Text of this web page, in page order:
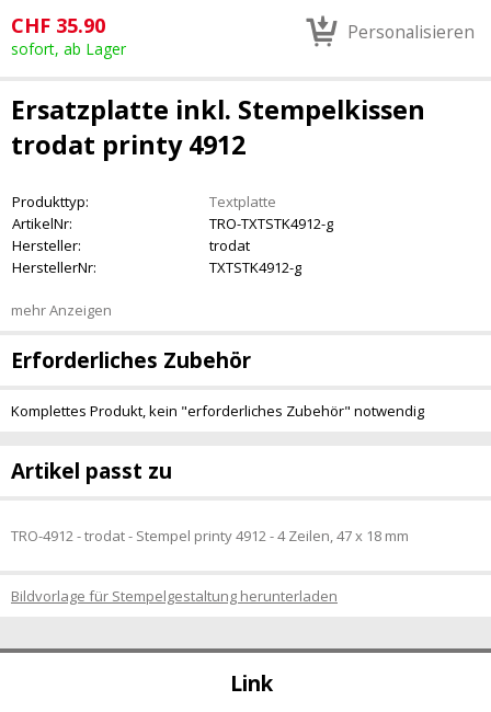
Link
CHF 35.90
sofort, ab Lager
Personalisieren
Ersatzplatte inkl. Stempelkissen
trodat printy 4912
Produkttyp:
Textplatte
ArtikelNr:
TRO-TXTSTK4912-g
Hersteller:
trodat
HerstellerNr:
TXTSTK4912-g
mehr Anzeigen
Erforderliches Zubehör
Komplettes Produkt, kein "erforderliches Zubehör" notwendig
Artikel passt zu
TRO-4912 - trodat - Stempel printy 4912 - 4 Zeilen, 47 x 18 mm
Bildvorlage für Stempelgestaltung herunterladen